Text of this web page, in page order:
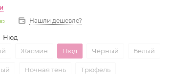
Нашли дешевле?
Нюд
Жасмин Нюд Чёрный Белый
Ночная тень Трюфель